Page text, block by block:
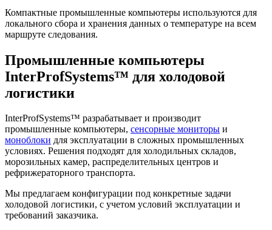
Компактные промышленные компьютеры используются для
локального сбора и хранения данных о температуре на всем
маршруте следования.
Промышленные компьютеры
InterProfSystems™ для холодовой
логистики
InterProfSystems™ разрабатывает и производит
промышленные компьютеры, сенсорные мониторы и
моноблоки для эксплуатации в сложных промышленных
условиях. Решения подходят для холодильных складов,
морозильных камер, распределительных центров и
рефрижераторного транспорта.
Мы предлагаем конфигурации под конкретные задачи
холодовой логистики, с учетом условий эксплуатации и
требований заказчика.